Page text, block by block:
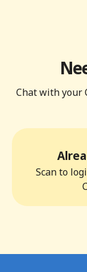
Chat with your
Scan to